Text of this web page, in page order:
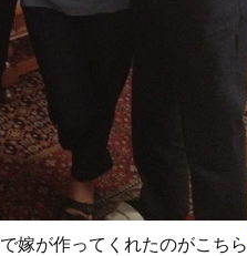
嫁が作ってくれたのがこちら